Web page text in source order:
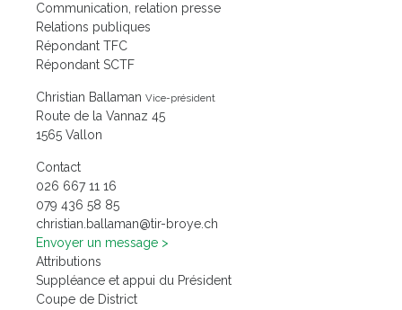
Communication, relation presse
Relations publiques
Répondant TFC
Répondant SCTF
Christian Ballaman Vice-président
Route de la Vannaz 45
1565 Vallon
Contact
61 11 766 620
58 85 634 970
hc.eyorb-rit@namallab.naitsirhc
Envoyer un message
Attributions
Suppléance et appui du Président
Coupe de District